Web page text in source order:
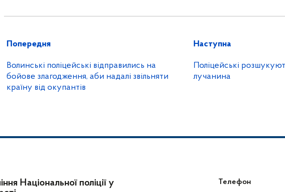
Попередня
Волинські поліцейські відправились на
бойове злагодження, аби надалі звільняти
країну від окупантів
Наступна
Поліцейські
лучанина
Національної поліції у
Телефон